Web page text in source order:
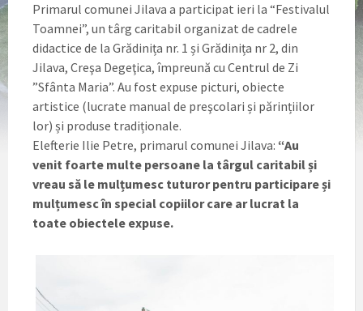
Primarul comunei Jilava a participat ieri la “Festivalul
Toamnei”, un târg caritabil organizat de cadrele
didactice de la Grădinița nr. 1 și Grădinița nr 2, din
Jilava, Creşa Degeţica, împreună cu Centrul de Zi
”Sfânta Maria”. Au fost expuse picturi, obiecte
artistice (lucrate manual de preşcolari și părințiilor
lor) și produse tradiționale.
Elefterie Ilie Petre, primarul comunei Jilava: “Au
venit foarte multe persoane la târgul caritabil și
vreau să le mulțumesc tuturor pentru participare și
mulțumesc în special copiilor care ar lucrat la
toate obiectele expuse.